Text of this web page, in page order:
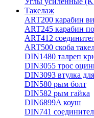
Такелаж
ART200 карабин
ART245 карабин
ART412
ART500 скоба
DIN1480 талреп
DIN3055 трос
DIN3093 втулка
DIN580 рым болт
DIN582 рым гайка
DIN6899A коуш
DIN741